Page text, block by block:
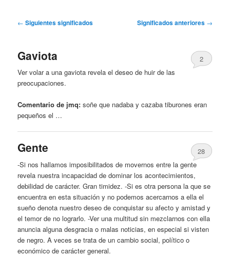
← Siguientes significados Significados anteriores →
Gaviota
2
Ver volar a una gaviota revela eldeseo de huir de las
preocupaciones.
Comentario de jmq: soñe que nadabay cazaba tiburones eran
pequeños el …
Gente
28
-Si nos hallamos imposibilitados de movernos entre la gente
revela nuestra incapacidad de dominar los acontecimientos,
debilidad de carácter. Gran timidez. -Si es otra persona la que se
encuentra en esta situacióny no podemos acercarnos a ella el
sueño denota nuestrodeseo de conquistar su afectoy amistady
el temor de no lograrlo. -Ver una multitud sin mezclarnos con ella
anuncia alguna desgracia o malas noticias, en especial si visten
de negro. A veces se trata de un cambio social, político o
económico de carácter general.